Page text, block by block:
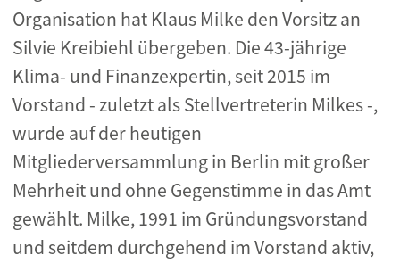
Organisation hat Klaus Milke den Vorsitz an
Silvie Kreibiehl übergeben. Die 43-jährige
Klima- und Finanzexpertin, seit 2015 im
Vorstand - zuletzt als Stellvertreterin Milkes -,
wurde auf der heutigen
Mitgliederversammlung in Berlin mit großer
Mehrheit und ohne Gegenstimme in das Amt
gewählt. Milke, 1991 im Gründungsvorstand
und seitdem durchgehend im Vorstand aktiv,